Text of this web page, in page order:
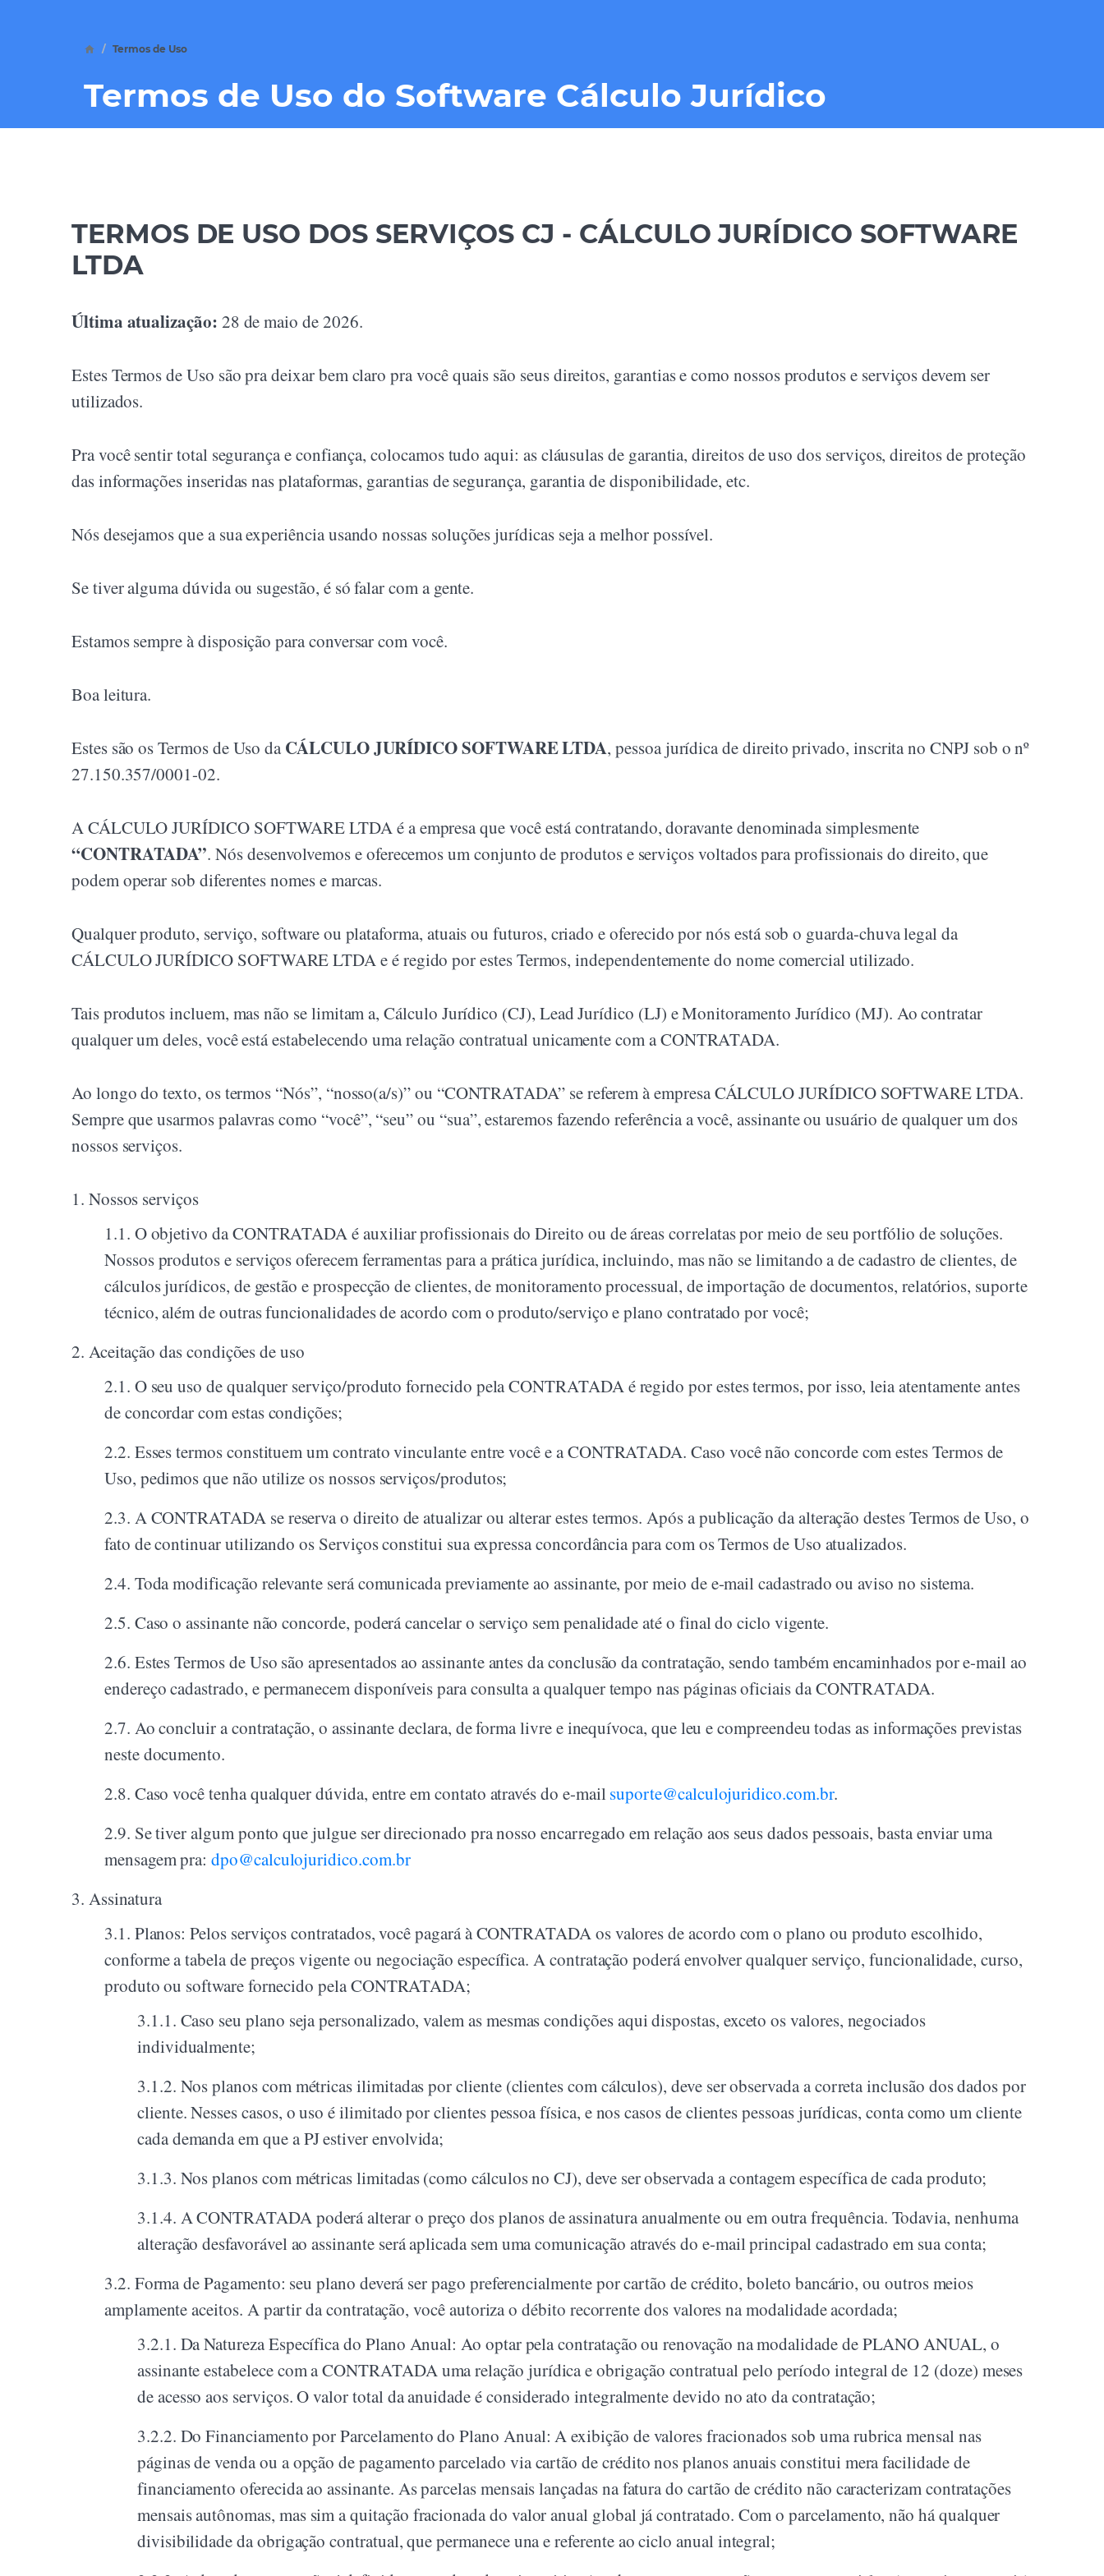
Termos de Uso
Termos de Uso do Software Cálculo Jurídico
TERMOS DE USO DOS SERVIÇOS CJ - CÁLCULO JURÍDICO SOFTWARE
LTDA
Última atualização: 28 de maio de 2026.
Estes Termos de Uso são pra deixar bem claro pra você quais são seus direitos, garantias e como nossos produtos e serviços devem ser
utilizados.
Pra você sentir total segurança e confiança, colocamos tudo aqui: as cláusulas de garantia, direitos de uso dos serviços, direitos de proteção
das informações inseridas nas plataformas, garantias de segurança, garantia de disponibilidade, etc.
Nós desejamos que a sua experiência usando nossas soluções jurídicas seja a melhor possível.
Se tiver alguma dúvida ou sugestão, é só falar com a gente.
Estamos sempre à disposição para conversar com você.
Boa leitura.
Estes são os Termos de Uso daCÁLCULO JURÍDICO SOFTWARE LTDA, pessoa jurídica de direito privado, inscrita no CNPJ sob o nº
27.150.357/0001-02.
A CÁLCULO JURÍDICO SOFTWARE LTDA é a empresa que você está contratando, doravante denominada simplesmente
“CONTRATADA”. Nós desenvolvemos e oferecemos um conjunto de produtos e serviços voltados para profissionais do direito, que
podem operar sob diferentes nomes e marcas.
Qualquer produto, serviço, software ou plataforma, atuais ou futuros, criado e oferecido por nós está sob o guarda-chuva legal da
CÁLCULO JURÍDICO SOFTWARE LTDA e é regido por estes Termos, independentemente do nome comercial utilizado.
Tais produtos incluem, mas não se limitam a, Cálculo Jurídico (CJ), Lead Jurídico (LJ) e Monitoramento Jurídico (MJ). Ao contratar
qualquer um deles, você está estabelecendo uma relação contratual unicamente com a CONTRATADA.
Ao longo do texto, os termos “Nós”, “nosso(a/s)” ou “CONTRATADA” se referem à empresa CÁLCULO JURÍDICO SOFTWARE LTDA.
Sempre que usarmos palavras como “você”, “seu” ou “sua”, estaremos fazendo referência a você, assinante ou usuário de qualquer um dos
nossos serviços.
1. Nossos serviços
1.1. O objetivo da CONTRATADA é auxiliar profissionais do Direito ou de áreas correlatas por meio de seu portfólio de soluções.
Nossos produtos e serviços oferecem ferramentas para a prática jurídica, incluindo, mas não se limitando a de cadastro de clientes, de
cálculos jurídicos, de gestão e prospecção de clientes, de monitoramento processual, de importação de documentos, relatórios, suporte
técnico, além de outras funcionalidades de acordo com o produto/serviço e plano contratado por você;
2. Aceitação das condições de uso
2.1. O seu uso de qualquer serviço/produto fornecido pela CONTRATADA é regido por estes termos, por isso, leia atentamente antes
de concordar com estas condições;
2.2. Esses termos constituem um contrato vinculante entre você e a CONTRATADA. Caso você não concorde com estes Termos de
Uso, pedimos que não utilize os nossos serviços/produtos;
2.3. A CONTRATADA se reserva o direito de atualizar ou alterar estes termos. Após a publicação da alteração destes Termos de Uso, o
fato de continuar utilizando os Serviços constitui sua expressa concordância para com os Termos de Uso atualizados.
2.4. Toda modificação relevante será comunicada previamente ao assinante, por meio de e-mail cadastrado ou aviso no sistema.
2.5. Caso o assinante não concorde, poderá cancelar o serviço sem penalidade até o final do ciclo vigente.
2.6. Estes Termos de Uso são apresentados ao assinante antes da conclusão da contratação, sendo também encaminhados por e-mail ao
endereço cadastrado, e permanecem disponíveis para consulta a qualquer tempo nas páginas oficiais da CONTRATADA.
2.7. Ao concluir a contratação, o assinante declara, de forma livre e inequívoca, que leu e compreendeu todas as informações previstas
neste documento.
2.8. Caso você tenha qualquer dúvida, entre em contato através do e-mailsuporte@calculojuridico.com.br.
2.9. Se tiver algum ponto que julgue ser direcionado pra nosso encarregado em relação aos seus dados pessoais, basta enviar uma
mensagem pra:dpo@calculojuridico.com.br
3. Assinatura
3.1. Planos: Pelos serviços contratados, você pagará à CONTRATADA os valores de acordo com o plano ou produto escolhido,
conforme a tabela de preços vigente ou negociação específica. A contratação poderá envolver qualquer serviço, funcionalidade, curso,
produto ou software fornecido pela CONTRATADA;
3.1.1. Caso seu plano seja personalizado, valem as mesmas condições aqui dispostas, exceto os valores, negociados
individualmente;
3.1.2. Nos planos com métricas ilimitadas por cliente (clientes com cálculos), deve ser observada a correta inclusão dos dados por
cliente. Nesses casos, o uso é ilimitado por clientes pessoa física, e nos casos de clientes pessoas jurídicas, conta como um cliente
cada demanda em que a PJ estiver envolvida;
3.1.3. Nos planos com métricas limitadas (como cálculos no CJ), deve ser observada a contagem específica de cada produto;
3.1.4. A CONTRATADA poderá alterar o preço dos planos de assinatura anualmente ou em outra frequência. Todavia, nenhuma
alteração desfavorável ao assinante será aplicada sem uma comunicação através do e-mail principal cadastrado em sua conta;
3.2. Forma de Pagamento: seu plano deverá ser pago preferencialmente por cartão de crédito, boleto bancário, ou outros meios
amplamente aceitos. A partir da contratação, você autoriza o débito recorrente dos valores na modalidade acordada;
3.2.1. Da Natureza Específica do Plano Anual: Ao optar pela contratação ou renovação na modalidade de PLANO ANUAL, o
assinante estabelece com a CONTRATADA uma relação jurídica e obrigação contratual pelo período integral de 12 (doze) meses
de acesso aos serviços. O valor total da anuidade é considerado integralmente devido no ato da contratação;
3.2.2. Do Financiamento por Parcelamento do Plano Anual: A exibição de valores fracionados sob uma rubrica mensal nas
páginas de venda ou a opção de pagamento parcelado via cartão de crédito nos planos anuais constitui mera facilidade de
financiamento oferecida ao assinante. As parcelas mensais lançadas na fatura do cartão de crédito não caracterizam contratações
mensais autônomas, mas sim a quitação fracionada do valor anual global já contratado. Com o parcelamento, não há qualquer
divisibilidade da obrigação contratual, que permanece una e referente ao ciclo anual integral;